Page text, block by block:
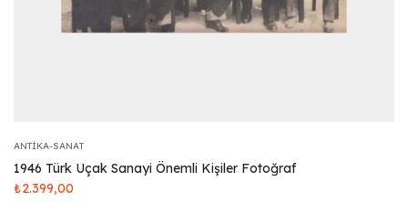
ANTIKA-SANAT
1946 Türk Uçak Sanayi Önemli Kişiler Fotoğraf
₺2.399,00